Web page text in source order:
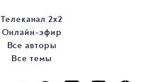
Телеканал 2х2
Онлайн-эфир
Все авторы
Все темы